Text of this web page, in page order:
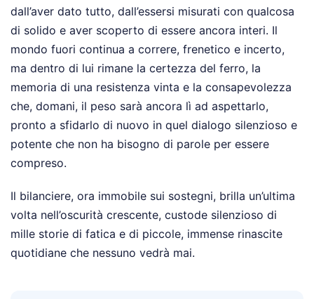
dall’aver dato tutto, dall’essersi misurati con qualcosa
di solido e aver scoperto di essere ancora interi. Il
mondo fuori continua a correre, frenetico e incerto,
ma dentro di lui rimane la certezza del ferro, la
memoria di una resistenza vinta e la consapevolezza
che, domani, il peso sarà ancora lì ad aspettarlo,
pronto a sfidarlo di nuovo in quel dialogo silenzioso e
potente che non ha bisogno di parole per essere
compreso.
Il bilanciere, ora immobile sui sostegni, brilla un’ultima
volta nell’oscurità crescente, custode silenzioso di
mille storie di fatica e di piccole, immense rinascite
quotidiane che nessuno vedrà mai.